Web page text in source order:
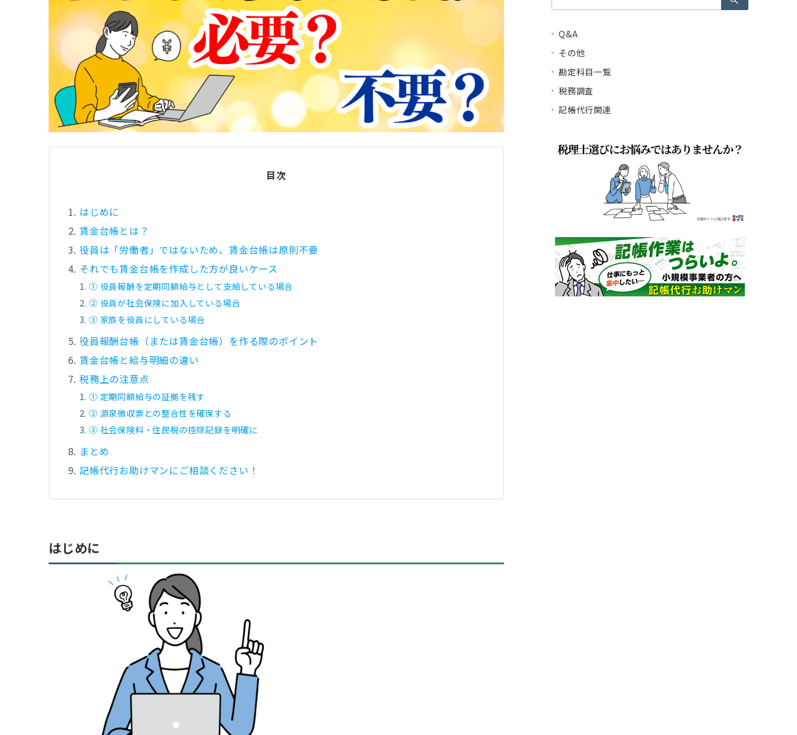
目次
はじめに
賃金台帳とは？
役員は「労働者」ではないため、賃金台帳は原則不要
それでも賃金台帳を作成した方が良いケース
① 役員報酬を定期同額給与として支給している場合
② 役員が社会保険に加入している場合
③ 家族を役員にしている場合
役員報酬台帳（または賃金台帳）を作る際のポイント
賃金台帳と給与明細の違い
税務上の注意点
① 定期同額給与の証拠を残す
② 源泉徴収票との整合性を確保する
③ 社会保険料・住民税の控除記録を明確に
まとめ
記帳代行お助けマンにご相談ください！
はじめに
索：
Q&A
その他
勘定科目一覧
税務調査
記帳代行関連